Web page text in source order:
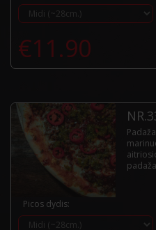
€11.90
Picos dydis: